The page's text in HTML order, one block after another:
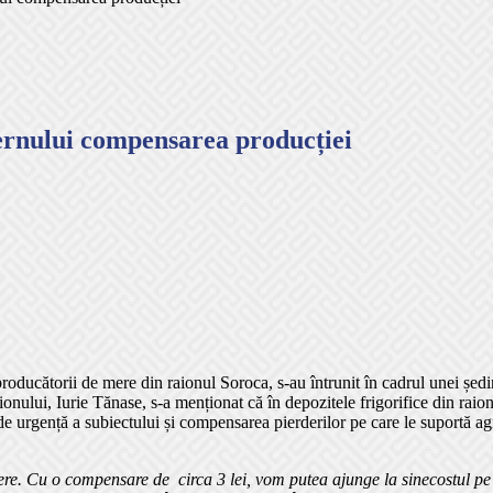
compensarea producției
de mere din raionul Soroca, s-au întrunit în cadrul unei
Iurie Tănase, s-a menționat că în depozitele frigorifice din
a subiectului și compensarea pierderilor pe care le suportă
Cu o compensare de circa 3 lei, vom putea ajunge la sinecostul